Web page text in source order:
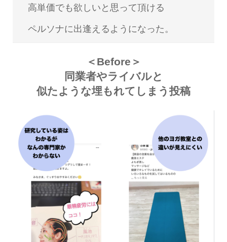
高単価でも欲しいと思って頂ける
ペルソナに出逢えるようになった。
＜Before＞
同業者やライバルと
似たような埋もれてしまう投稿